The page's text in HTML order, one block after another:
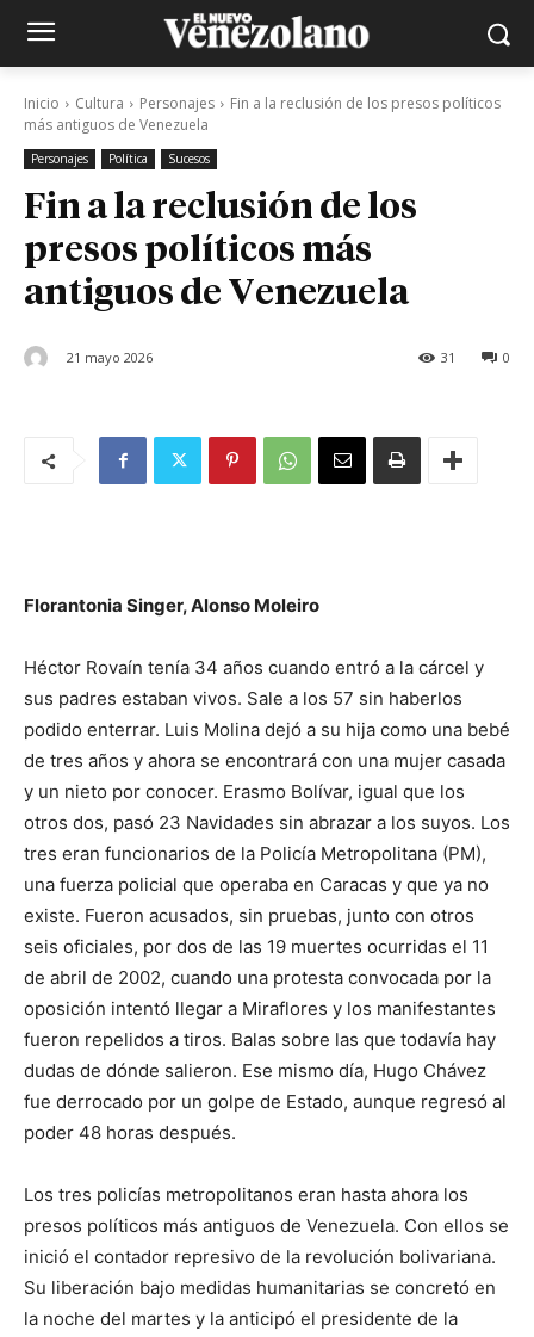
Inicio Cultura Personajes
Fin a la reclusión de los presos políticos
más antiguos de Venezuela
Personajes Política Sucesos
Fin a la reclusión de los
presos políticos más
antiguos de Venezuela
21 mayo 2026 0
31
Florantonia Singer, Alonso Moleiro
Héctor Rovaín tenía 34 años cuando entró a la cárcel y
sus padres estaban vivos. Sale a los 57 sin haberlos
podido enterrar. Luis Molina dejó a su hija como una bebé
de tres años y ahora se encontrará con una mujer casada
y un nieto por conocer. Erasmo Bolívar, igual que los
otros dos, pasó 23 Navidades sin abrazar a los suyos. Los
tres eran funcionarios de la Policía Metropolitana (PM),
una fuerza policial que operaba en Caracas y que ya no
existe. Fueron acusados, sin pruebas, junto con otros
seis oficiales, por dos de las 19 muertes ocurridas el 11
de abril de 2002, cuando una protesta convocada por la
oposición intentó llegar a Miraflores y los manifestantes
fueron repelidos a tiros. Balas sobre las que todavía hay
dudas de dónde salieron. Ese mismo día, Hugo Chávez
fue derrocado por un golpe de Estado, aunque regresó al
poder 48 horas después.
Los tres policías metropolitanos eran hasta ahora los
presos políticos más antiguos de Venezuela. Con ellos se
inició el contador represivo de la revolución bolivariana.
Su liberación bajo medidas humanitarias se concretó en
la noche del martes y la anticipó el presidente de la